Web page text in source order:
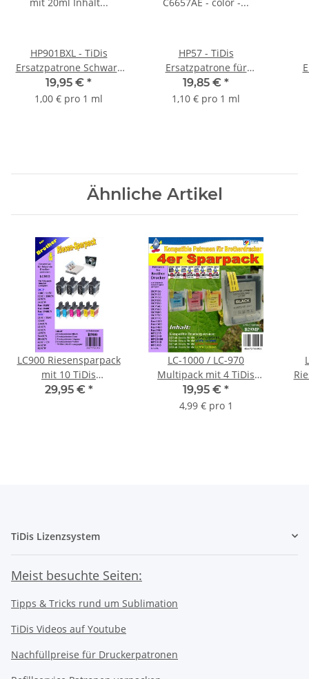
HP901BXL - TiDis
Ersatzpatrone Schwarz
mit 20ml Inhalt ersetzt
CC654A
19,95 € *
1,00 € pro 1 ml
HP57 - TiDis
Ersatzpatrone für
C6657AE - color - mit
18ml Inhalt / ersetzt
19,85 € *
1,10 € pro 1 ml
Ähnliche Artikel
LC900 Riesensparpack
mit 10 TiDis
Ersatzdruckerpatronen
29,95 € *
LC-1000 / LC-970
Multipack mit 4 TiDis
Ersatzdruckerpatronen
19,95 € *
4,99 € pro 1
TiDis Lizenzsystem
Meist besuchte Seiten:
Tipps & Tricks rund um Sublimation
TiDis Videos auf Youtube
Nachfüllpreise für Druckerpatronen